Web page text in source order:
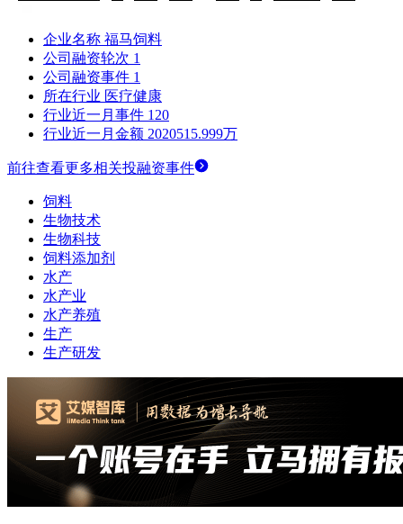
企业名称 福马饲料
公司融资轮次 1
公司融资事件 1
所在行业 医疗健康
行业近一月事件 120
行业近一月金额 2020515.999万
前往查看更多相关投融资事件
饲料
生物技术
生物科技
饲料添加剂
水产
水产业
水产养殖
生产
生产研发